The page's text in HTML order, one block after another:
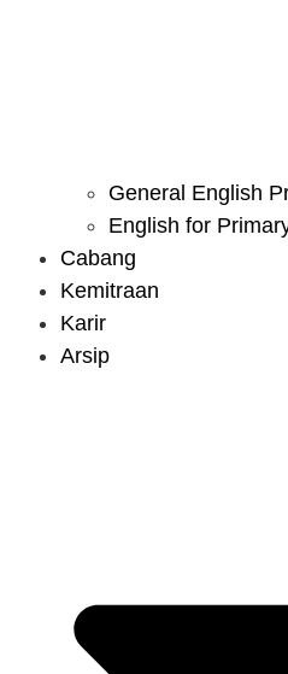
General English
English for
Cabang
Kemitraan
Karir
Arsip